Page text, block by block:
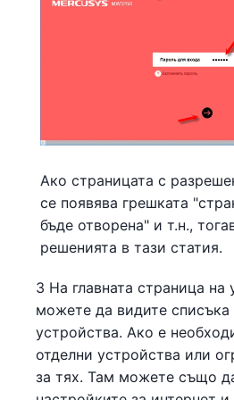
Ако страницата с
се появява грешката
бъде отворена" и т.н.,
решенията в тази статия.
3 На главната страница на
можете да видите списъка
устройства. Ако е
отделни устройства или
за тях. Там можете също